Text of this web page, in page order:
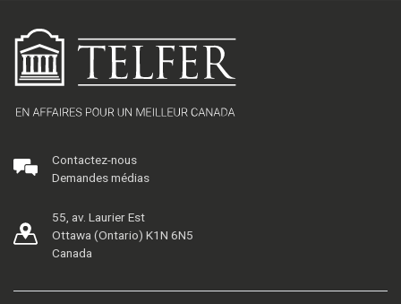
Contactez-nous
Demandes médias
55, av. Laurier Est
Ottawa (Ontario) K1N 6N5
Canada